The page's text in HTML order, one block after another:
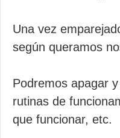
Una vez
según queramos
Podremos apagar
rutinas de
que funcionar, etc.